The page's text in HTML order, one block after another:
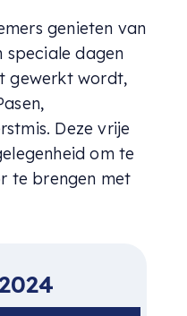
genieten van
speciale dagen
gewerkt wordt,
Deze vrije
om te
te brengen met